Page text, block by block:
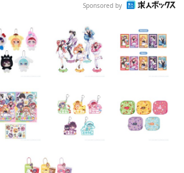
Sponsored by